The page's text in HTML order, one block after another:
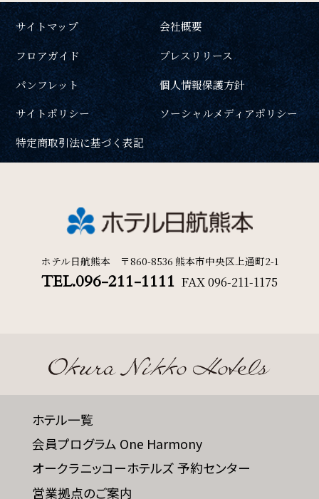
サイトマップ
会社概要
フロアガイド
プレスリリース
パンフレット
個人情報保護方針
サイトポリシー
ソーシャルメディアポリシー
特定商取引法に基づく表記
ホテル日航熊本 〒860-8536 熊本市中央区上通町2-1
TEL.096-211-1111 FAX096-211-1175
ホテル一覧
会員プログラム One Harmony
オークラニッコーホテルズ 予約センター
営業拠点のご案内